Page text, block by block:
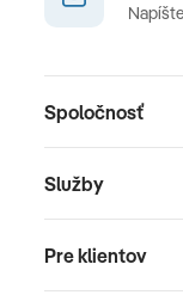
Spoločnosť
Služby
Pre klientov